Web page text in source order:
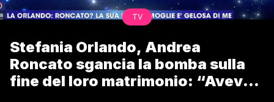
TV
Stefania Orlando, Andrea
Roncato sgancia la bomba sulla
fine del loro matrimonio: “Aveva